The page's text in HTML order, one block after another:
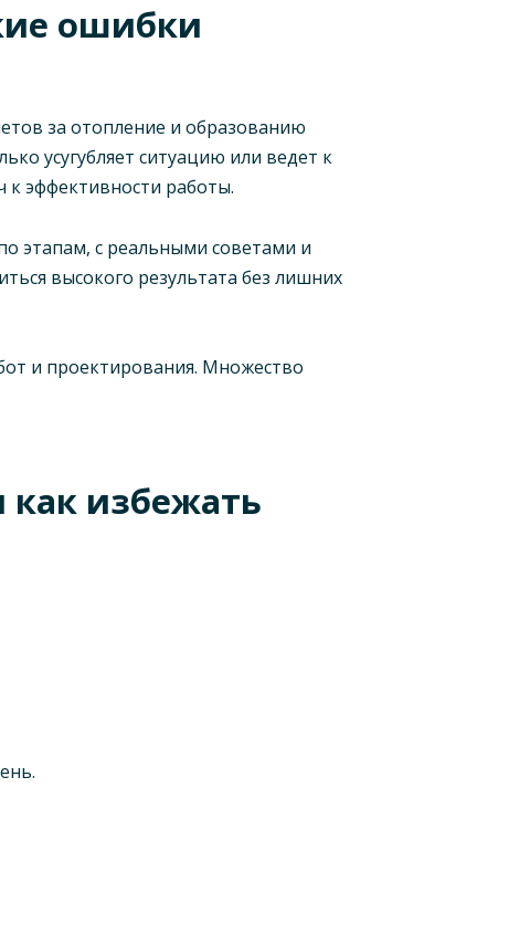
ошибки
за отопление и образованию
усугубляет ситуацию или ведет к
эффективности работы.
этапам, с реальными советами и
высокого результата без лишних
и проектирования. Множество
избежать